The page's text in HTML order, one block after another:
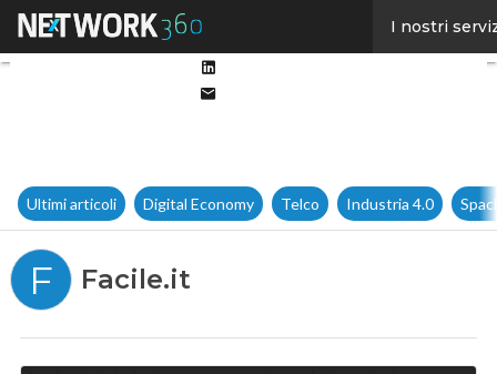
I nostri
Ultimi articoli Digital Economy Telco Industria 4.0
F Facile.it